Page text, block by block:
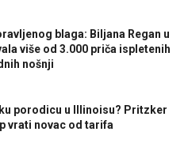
blaga: Biljana Regan u
više od 3.000 priča ispletenih
nošnji
porodicu u Illinoisu? Pritzker
vrati novac od tarifa